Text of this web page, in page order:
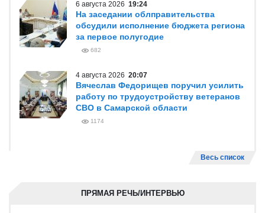
6 августа 2026 19:24
На заседании облправительства
обсудили исполнение бюджета региона
за первое полугодие
682
4 августа 2026 20:07
Вячеслав Федорищев поручил усилить
работу по трудоустройству ветеранов
СВО в Самарской области
1174
Весь список
ПРЯМАЯ РЕЧЬ/ИНТЕРВЬЮ